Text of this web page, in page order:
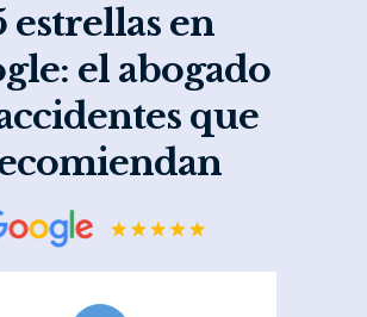
estrellas en
el abogado
que